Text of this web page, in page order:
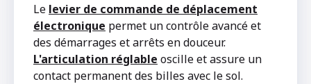
Le levier de commande de déplacement
électronique permet un contrôle avancé et
des démarrages et arrêts en douceur.
L'articulation réglable oscille et assure un
contact permanent des billes avec le sol.